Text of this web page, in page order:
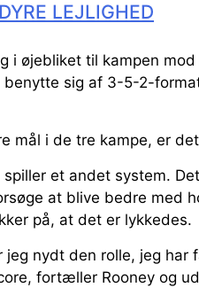
LEJLIGHED
i øjebliket til kampen
sig af 3-5-2-
mål i de tre kampe, er
et andet system.
at blive bedre med
på, at det er lykkedes.
jeg nydt den rolle, jeg
fortæller Rooney og